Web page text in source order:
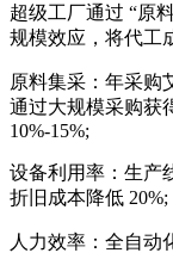
超级工厂通过 “原
规模效应，将代工
原料集采：年采购
通过大规模采购获
10%-15%;
设备利用率：生产
折旧成本降低 20%;
人力效率：全自动